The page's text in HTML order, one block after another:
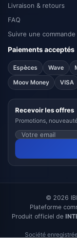
Livraison & retours
FAQ
Suivre une commande
Paiements acceptés
Espèces Wave
Moov Money
VISA
Recevoir les offres
Promotions,
© 2026
Plateforme
Produit officiel de
Société